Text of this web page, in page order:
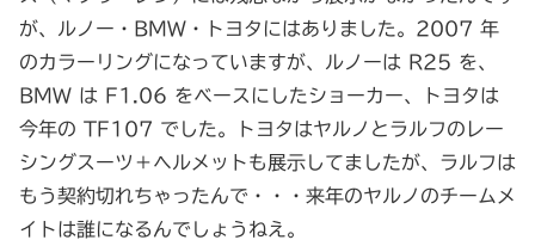
が、ルノー・BMW・トヨタにはありました。2007 年
のカラーリングになっていますが、ルノーは R25 を、
BMW は F1.06 をベースにしたショーカー、トヨタは
今年の TF107 でした。トヨタはヤルノとラルフのレー
シングスーツ＋ヘルメットも展示してましたが、ラルフは
もう契約切れちゃったんで・・・来年のヤルノのチームメ
イトは誰になるんでしょうねえ。